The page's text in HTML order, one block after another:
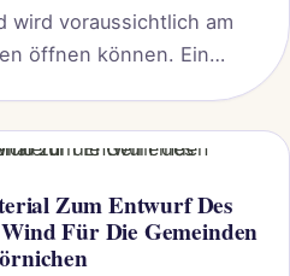
wird voraussichtlich am
öffnen können. Ein
die Homepage bekannt
Zum Entwurf Des
Für Die Gemeinden